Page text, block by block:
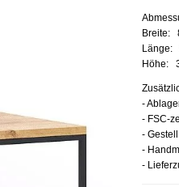
Breite:
Länge:
Höhe:
-
- FSC-
-
-
-